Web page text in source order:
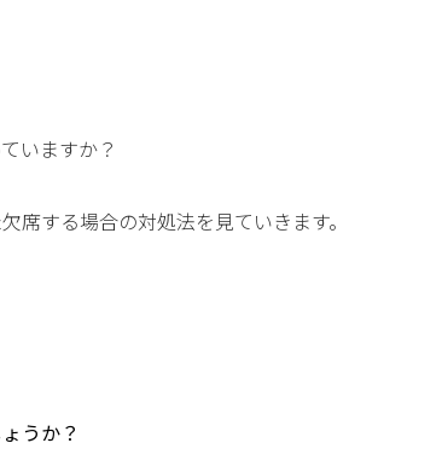
いますか？
席する場合の対処法を見ていきます。
うか？